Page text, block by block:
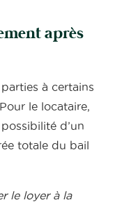
après
à certains
le locataire,
d’un
totale du bail
le loyer à la